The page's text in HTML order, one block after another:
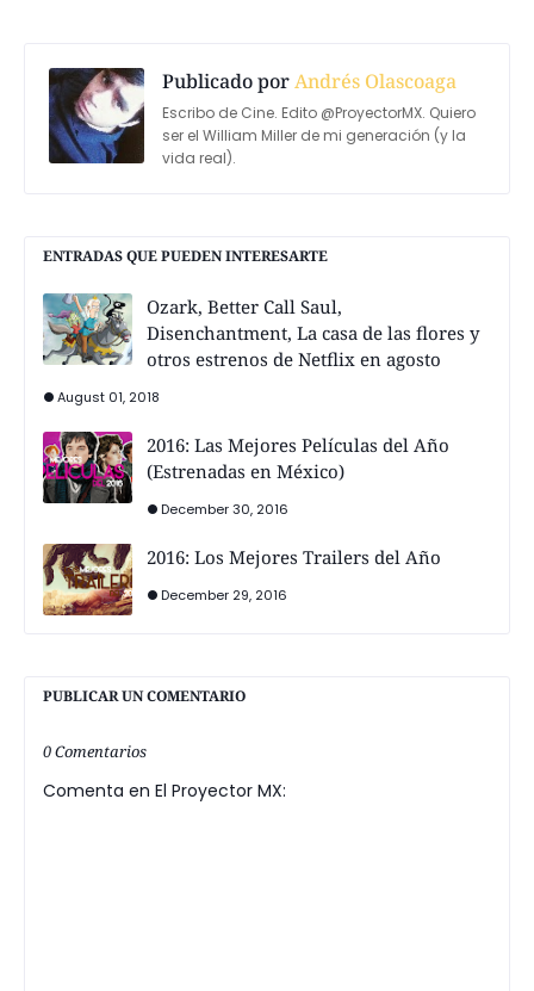
Publicado porAndrés Olascoaga
Escribo de Cine. Edito @ProyectorMX. Quiero
ser el William Miller de mi generación (y la
vida real).
ENTRADAS QUE PUEDEN INTERESARTE
Ozark, Better Call Saul,
Disenchantment, La casa de las flores y
otros estrenos de Netflix en agosto
August 01, 2018
2016: Las Mejores Películas del Año
(Estrenadas en México)
December 30, 2016
2016: Los Mejores Trailers del Año
December 29, 2016
PUBLICAR UN COMENTARIO
0 Comentarios
Comenta en El Proyector MX: